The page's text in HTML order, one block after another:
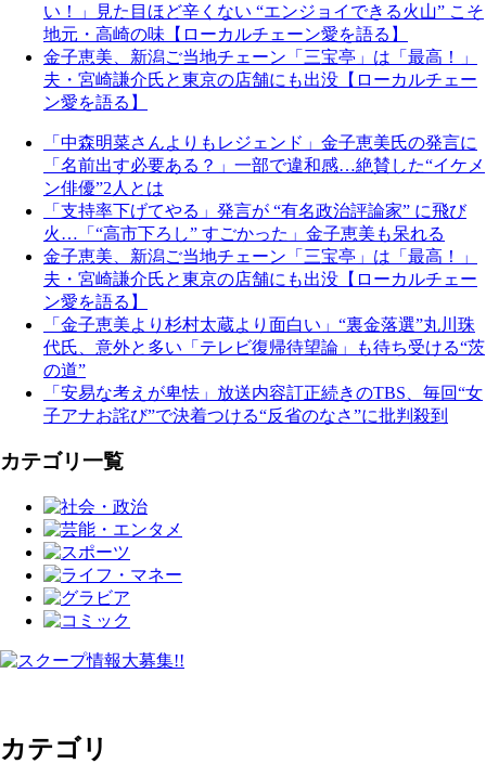
い！」見た目ほど辛くない “エンジョイできる火山” こそ
地元・高崎の味【ローカルチェーン愛を語る】
金子恵美、新潟ご当地チェーン「三宝亭」は「最高！」
夫・宮崎謙介氏と東京の店舗にも出没【ローカルチェー
ン愛を語る】
「中森明菜さんよりもレジェンド」金子恵美氏の発言に
「名前出す必要ある？」一部で違和感…絶賛した“イケメ
ン俳優”2人とは
「支持率下げてやる」発言が “有名政治評論家” に飛び
火…「“高市下ろし” すごかった」金子恵美も呆れる
金子恵美、新潟ご当地チェーン「三宝亭」は「最高！」
夫・宮崎謙介氏と東京の店舗にも出没【ローカルチェー
ン愛を語る】
「金子恵美より杉村太蔵より面白い」“裏金落選”丸川珠
代氏、意外と多い「テレビ復帰待望論」も待ち受ける“茨
の道”
「安易な考えが卑怯」放送内容訂正続きのTBS、毎回“女
子アナお詫び”で決着つける“反省のなさ”に批判殺到
カテゴリ一覧
カテゴリ